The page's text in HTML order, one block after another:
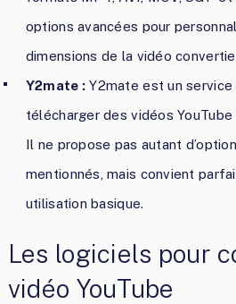
options avancées pour
dimensions de la vidéo
Y2mate : Y2mate est un
télécharger des vidéos
Il ne propose pas autant
mentionnés, mais convient
utilisation basique.
Les logiciels pour
vidéo YouTube